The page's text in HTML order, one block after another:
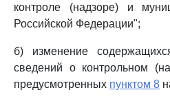
контроле (надзоре) и
Российской Федерации";
б) изменение
сведений о контрольном
предусмотренных пунктом 8